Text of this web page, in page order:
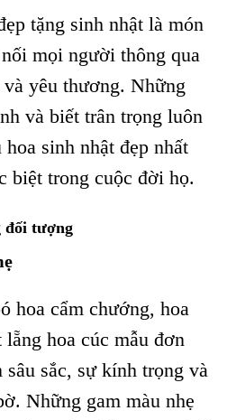
tặng sinh nhật là món
mọi người thông qua
yêu thương. Những
và biết trân trọng luôn
sinh nhật đẹp nhất
biệt trong cuộc đời họ.
đối tượng
hoa cẩm chướng, hoa
hoa cúc mẫu đơn
sắc, sự kính trọng và
Những gam màu nhẹ